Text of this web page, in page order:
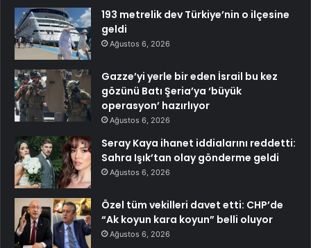
193 metrelik dev Türkiye’nin o ilçesine
geldi
Ağustos 6, 2026
Gazze’yi yerle bir eden İsrail bu kez
gözünü Batı Şeria’ya ‘büyük
operasyon’ hazırlıyor
Ağustos 6, 2026
Seray Kaya ihanet iddialarını reddetti:
Sahra Işık’tan olay gönderme geldi
Ağustos 6, 2026
Özel tüm vekilleri davet etti: CHP’de
“Ak koyun kara koyun” belli oluyor
Ağustos 6, 2026